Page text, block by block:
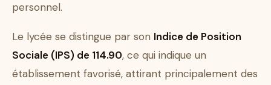
personnel.
Le lycée se distingue par son Indice de Position
Sociale (IPS) de 114.90, ce qui indique un
établissement favorisé, attirant principalement des